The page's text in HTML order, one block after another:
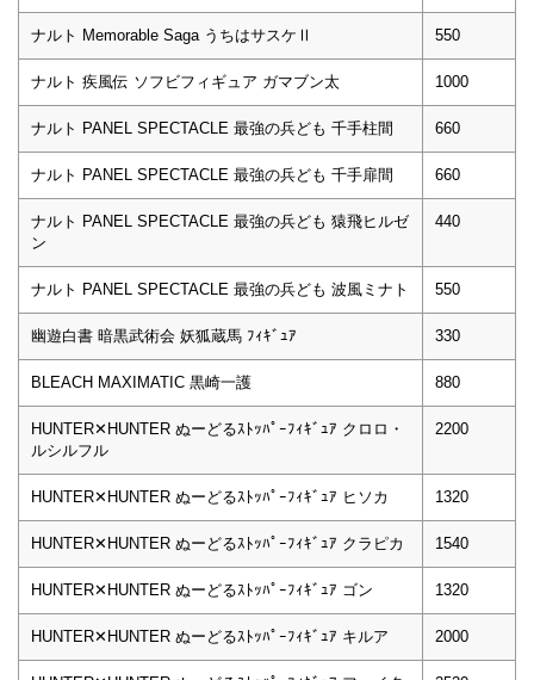
ナルト Memorable Saga うちはサスケⅡ 550
ナルト 疾風伝 ソフビフィギュア ガマブン太 1000
ナルト PANEL SPECTACLE 最強の兵ども 千手柱間 660
ナルト PANEL SPECTACLE 最強の兵ども 千手扉間 660
ナルト PANEL SPECTACLE 最強の兵ども 猿飛ヒルゼ
ン
440
ナルト PANEL SPECTACLE 最強の兵ども 波風ミナト 550
幽遊白書 暗黒武術会 妖狐蔵馬 ﾌｨｷﾞｭｱ 330
BLEACH MAXIMATIC 黒崎一護 880
HUNTER✕HUNTER ぬーどるｽﾄｯﾊﾟｰﾌｨｷﾞｭｱ クロロ・
ルシルフル
2200
HUNTER✕HUNTER ぬーどるｽﾄｯﾊﾟｰﾌｨｷﾞｭｱ ヒソカ 1320
HUNTER✕HUNTER ぬーどるｽﾄｯﾊﾟｰﾌｨｷﾞｭｱ クラピカ 1540
HUNTER✕HUNTER ぬーどるｽﾄｯﾊﾟｰﾌｨｷﾞｭｱ ゴン 1320
HUNTER✕HUNTER ぬーどるｽﾄｯﾊﾟｰﾌｨｷﾞｭｱ キルア 2000